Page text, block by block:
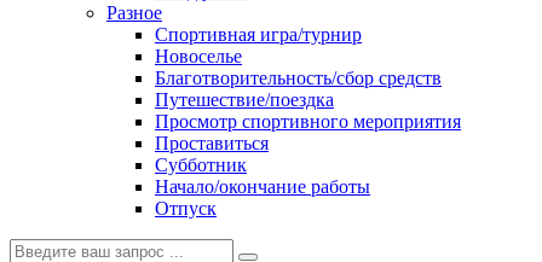
Разное
Спортивная игра/турнир
Новоселье
Благотворительность/сбор средств
Путешествие/поездка
Просмотр спортивного мероприятия
Проставиться
Субботник
Начало/окончание работы
Отпуск